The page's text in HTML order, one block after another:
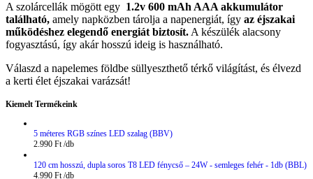
A szolárcellák mögött egy 1.2v 600 mAh AAA akkumulátor
található, amely napközben tárolja a napenergiát, így az éjszakai
működéshez elegendő energiát biztosít.A készülék alacsony
fogyasztású, így akár hosszú ideig is használható.
Válaszd a napelemes földbe süllyeszthető térkő világítást, és élvezd
a kerti élet éjszakai varázsát!
Kiemelt Termékeink
5 méteres RGB színes LED szalag (BBV)
2.990 Ft
120 cm hosszú, dupla soros T8 LED fénycső – 24W - semleges fehér - 1db (BBL)
4.990 Ft